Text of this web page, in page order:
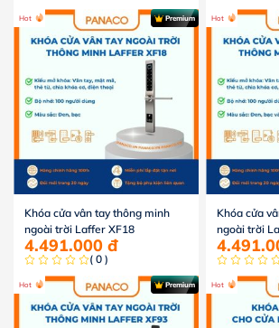
Hot Premium
Khóa cửa vân tay thông minh
ngoài trời Laffer XF18
4.491.000 đ
( 0 )
Hot
Khóa cửa
ngoài trời
Hot Premium Hot